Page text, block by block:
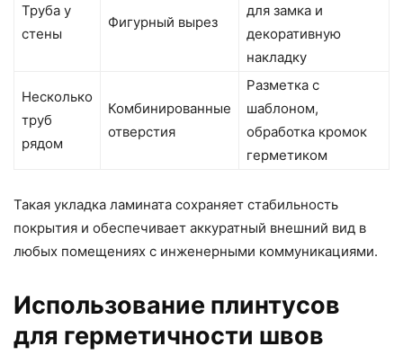
Труба у
стены
Фигурный вырез
для замка и
декоративную
накладку
Несколько
труб
рядом
Комбинированные
отверстия
Разметка с
шаблоном,
обработка кромок
герметиком
Такая укладка ламината сохраняет стабильность
покрытия и обеспечивает аккуратный внешний вид в
любых помещениях с инженерными коммуникациями.
Использование плинтусов
для герметичности швов